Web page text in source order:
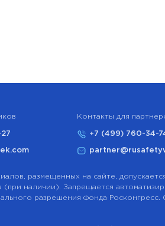
Контакты для
+7 (499) 760-34-
размещенных на сайте,
(при наличии). Запрещается
разрешения Фонда